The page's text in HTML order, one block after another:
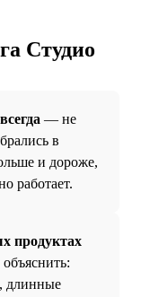
Студио
— не
в
и дороже,
работает.
продуктах
длинные